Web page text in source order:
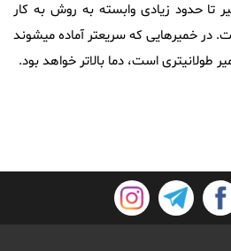
تا حدود زیادی وابسته به روش به کار
در خمیرهایی که سریعتر آماده میشوند
است، دما بالاتر خواهد بود.